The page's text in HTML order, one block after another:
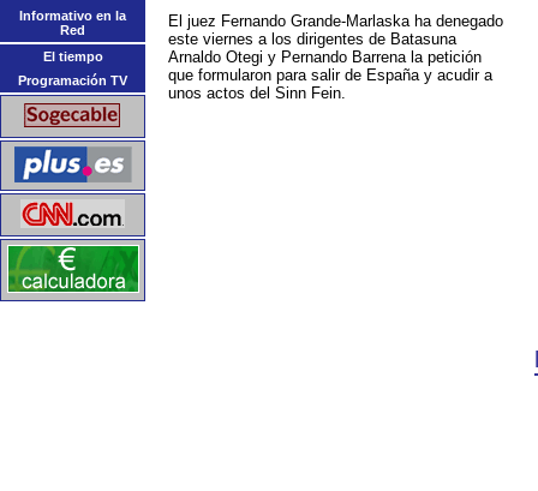
Informativo en la
Red
El tiempo
Programación TV
El juez Fernando Grande-Marlaska ha denegado
este viernes a los dirigentes de Batasuna
Arnaldo Otegi y Pernando Barrena la petición
que formularon para salir de España y acudir a
unos actos del Sinn Fein.